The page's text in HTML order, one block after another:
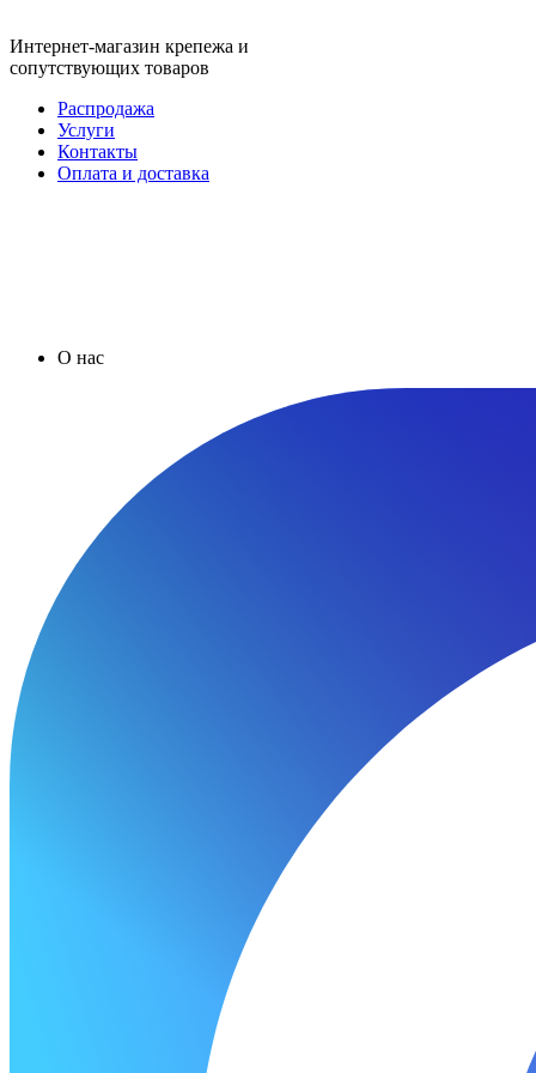
Интернет-магазин крепежа и
сопутствующих товаров
Распродажа
Услуги
Контакты
Оплата и доставка
О нас